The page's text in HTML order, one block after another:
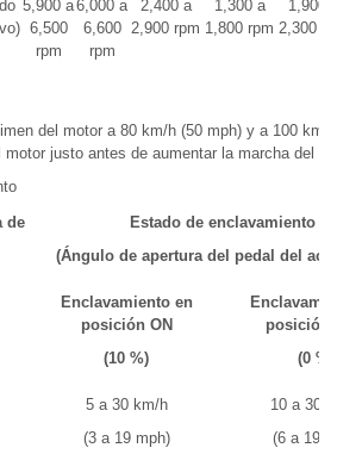
5,900 a
6,500
rpm
6,000 a
6,600
rpm
2,400 a
2,900 rpm
1,300 a
1,800 rpm
1,900
2,300
del motor a 80 km/h (50 mph) y a 100 km/
motor justo antes de aumentar la marcha del
de
Estado de enclavamiento
(Ángulo de apertura del pedal del
Enclavamiento en
posición ON
(10 %)
posición
(0 %)
5 a 30 km/h
(3 a 19 mph)
10 a 30
(6 a 19